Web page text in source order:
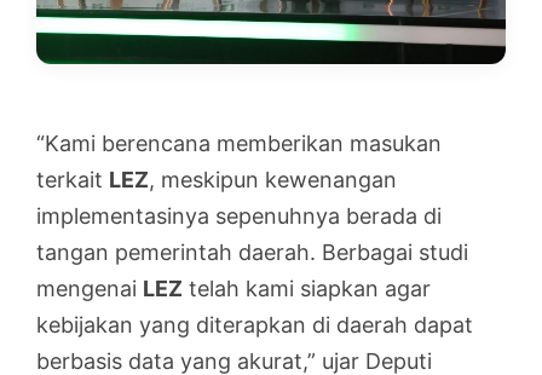
“Kami berencana memberikan masukan
terkait LEZ, meskipun kewenangan
implementasinya sepenuhnya berada di
tangan pemerintah daerah. Berbagai studi
mengenai LEZ telah kami siapkan agar
kebijakan yang diterapkan di daerah dapat
berbasis data yang akurat,” ujar Deputi